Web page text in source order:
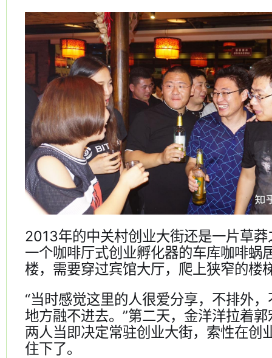
2013年的中关村创业大街还是一片草
一个咖啡厅式创业孵化器的车库咖啡蜗
楼，需要穿过宾馆大厅，爬上狭窄的楼
“当时感觉这里的人很爱分享，不排外
地方融不进去。”第二天，金洋洋拉着
两人当即决定常驻创业大街，索性在创
住下了。